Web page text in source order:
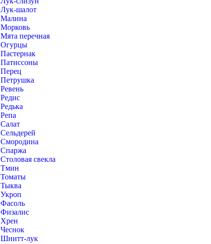
Лук-шалот
Малина
Морковь
Мята перечная
Огурцы
Пастернак
Патиссоны
Перец
Петрушка
Ревень
Редис
Редька
Репа
Салат
Сельдерей
Смородина
Спаржа
Столовая свекла
Тмин
Томаты
Тыква
Укроп
Фасоль
Физалис
Хрен
Чеснок
Шнитт-лук